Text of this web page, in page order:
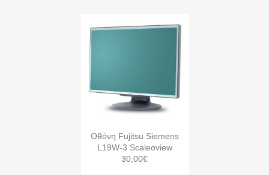
Γρήγορη προβολή
Οθόνη Fujitsu Siemens
L19W-3 Scaleoview
30,00€